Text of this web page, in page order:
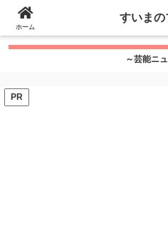
google.com, pub-
f08c47fec0942fa0
～芸能ニ
PR
ホーム
すいまの